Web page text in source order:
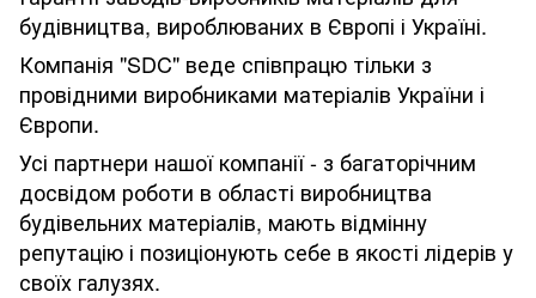
будівництва, вироблюваних в Європі і Україні.
Компанія "SDC" веде співпрацю тільки з
провідними виробниками матеріалів України і
Європи.
Усі партнери нашої компанії - з багаторічним
досвідом роботи в області виробництва
будівельних матеріалів, мають відмінну
репутацію і позиціонують себе в якості лідерів у
своїх галузях.